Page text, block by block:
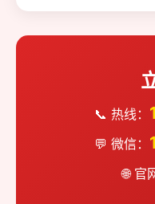
📞 热线：
💬 微信：
🌐 官